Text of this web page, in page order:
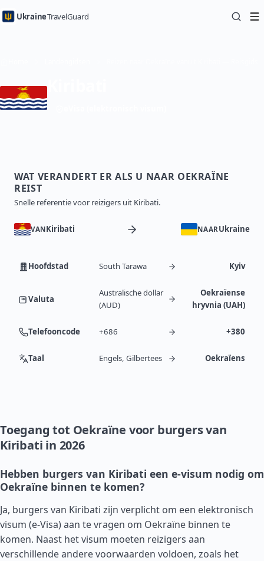
UkraineTravelGuard
WAT VERANDERT ER ALS U NAAR OEKRAÏNE
REIST
Snelle referentie voor reizigers uit Kiribati.
VANKiribati NAAR Ukraine
Hoofdstad South Tarawa Kyiv
Valuta
Australische dollar
(AUD)
Oekraïense
hryvnia (UAH)
Telefooncode +686 +380
Taal Engels, Gilbertees Oekraïens
Toegang tot Oekraïne voor burgers van
Kiribati in 2026
Hebben burgers van Kiribati een e-visum nodig om
Oekraïne binnen te komen?
Ja, burgers van Kiribati zijn verplicht om een elektronisch
visum (e-Visa) aan te vragen om Oekraïne binnen te
komen. Naast het visum moeten reizigers aan
verschillende andere voorwaarden voldoen, zoals het